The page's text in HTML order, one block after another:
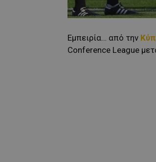
Εμπειρία… από την
Conference League